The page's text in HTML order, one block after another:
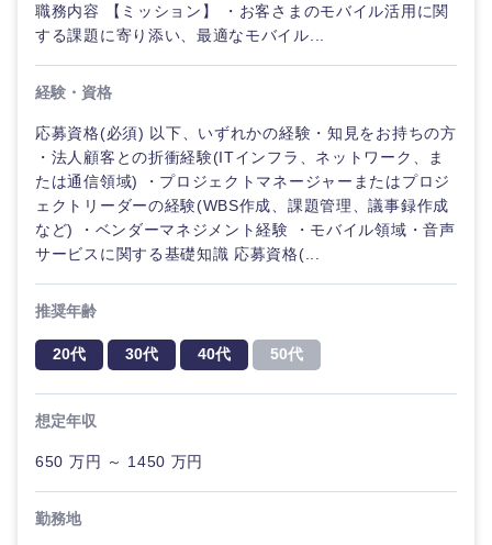
職務内容 【ミッション】 ・お客さまのモバイル活用に関
する課題に寄り添い、最適なモバイル...
経験・資格
応募資格(必須) 以下、いずれかの経験・知見をお持ちの方
・法人顧客との折衝経験(ITインフラ、ネットワーク、ま
たは通信領域) ・プロジェクトマネージャーまたはプロジ
ェクトリーダーの経験(WBS作成、課題管理、議事録作成
など) ・ベンダーマネジメント経験 ・モバイル領域・音声
サービスに関する基礎知識 応募資格(...
推奨年齢
20代 30代 40代 50代
想定年収
650 万円 ～ 1450 万円
勤務地